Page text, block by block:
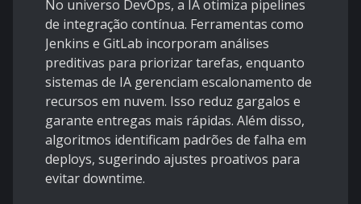
No universo DevOps, a IA otimiza pipelines
de integração contínua. Ferramentas como
Jenkins e GitLab incorporam análises
preditivas para priorizar tarefas, enquanto
sistemas de IA gerenciam escalonamento de
recursos em nuvem. Isso reduz gargalos e
garante entregas mais rápidas. Além disso,
algoritmos identificam padrões de falha em
deploys, sugerindo ajustes proativos para
evitar downtime.